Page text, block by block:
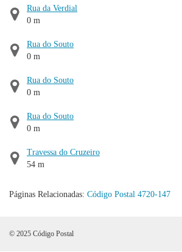
Rua da Verdial
0 m
Rua do Souto
0 m
Rua do Souto
0 m
Rua do Souto
0 m
Travessa do Cruzeiro
54 m
Páginas Relacionadas: Código Postal 4720-147
© 2025 Código Postal